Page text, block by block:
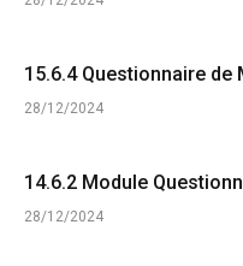
15.6.4 Questionnaire de
28/12/2024
14.6.2 Module
28/12/2024